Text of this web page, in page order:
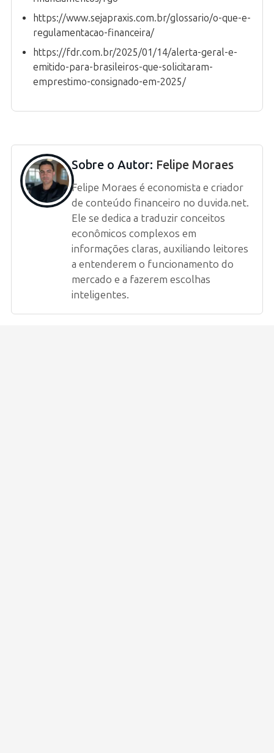
https://www.sejapraxis.com.br/glossario/o-que-e-
regulamentacao-financeira/
https://fdr.com.br/2025/01/14/alerta-geral-e-
emitido-para-brasileiros-que-solicitaram-
emprestimo-consignado-em-2025/
Sobre o Autor: Felipe Moraes
Felipe Moraes é economista e criador
de conteúdo financeiro no duvida.net.
Ele se dedica a traduzir conceitos
econômicos complexos em
informações claras, auxiliando leitores
a entenderem o funcionamento do
mercado e a fazerem escolhas
inteligentes.